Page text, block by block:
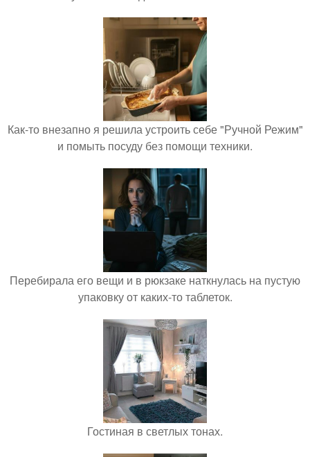
Как-то внезапно я решила устроить себе "Ручной Режим"
и помыть посуду без помощи техники.
Перебирала его вещи и в рюкзаке наткнулась на пустую
упаковку от каких-то таблеток.
Гостиная в светлых тонах.